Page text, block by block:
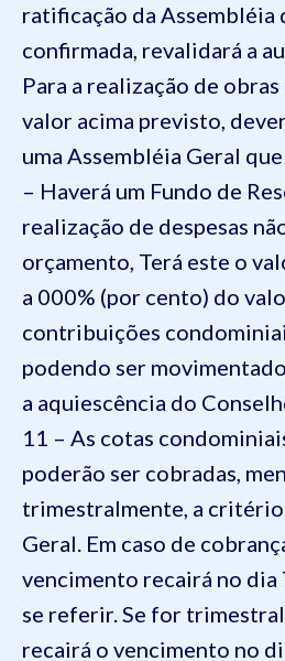
ratificação da Assembléia
confirmada, revalidará a
Para a realização de
valor acima previsto,
uma Assembléia Geral
– Haverá um Fundo de
realização de despesas
orçamento, Terá este o
a 000% (por cento) do
contribuições
podendo ser
a aquiescência do
11 – As cotas
poderão ser cobradas,
trimestralmente, a critério
Geral. Em caso de
vencimento recairá no dia
se referir. Se for
recairá o vencimento no